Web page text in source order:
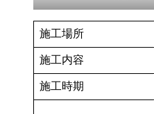
施工場所
施工内容
施工時期